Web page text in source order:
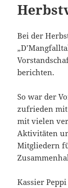
Bei der
berichten.
So war der
zufrieden mit
mit vielen
Aktivitäten
Mitgliedern
Kassier